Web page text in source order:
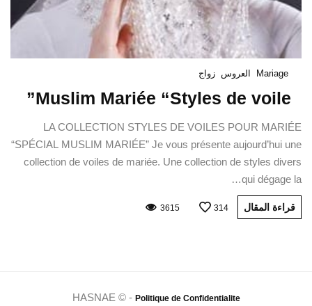
Mariage العروس زواج
Muslim Mariée “Styles de voile”
LA COLLECTION STYLES DE VOILES POUR MARIÉE
“SPÉCIAL MUSLIM MARIÉE” Je vous présente aujourd’hui une
collection de voiles de mariée. Une collection de styles divers
qui dégage la…
قراءة المقال 314
3615
HASNAE © - Politique de Confidentialite